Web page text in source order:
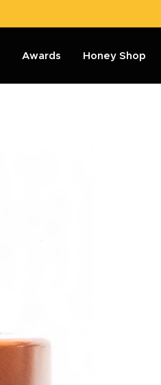
Awards Honey Shop